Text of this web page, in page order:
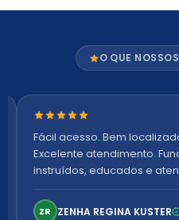
O QUE
Nota 5 de 5 estrelas
Fácil acesso. Bem
Excelente atendimento.
instruídos, educados e
confortável. Perfeito!
ZR ZENHA REGINA KUSTER